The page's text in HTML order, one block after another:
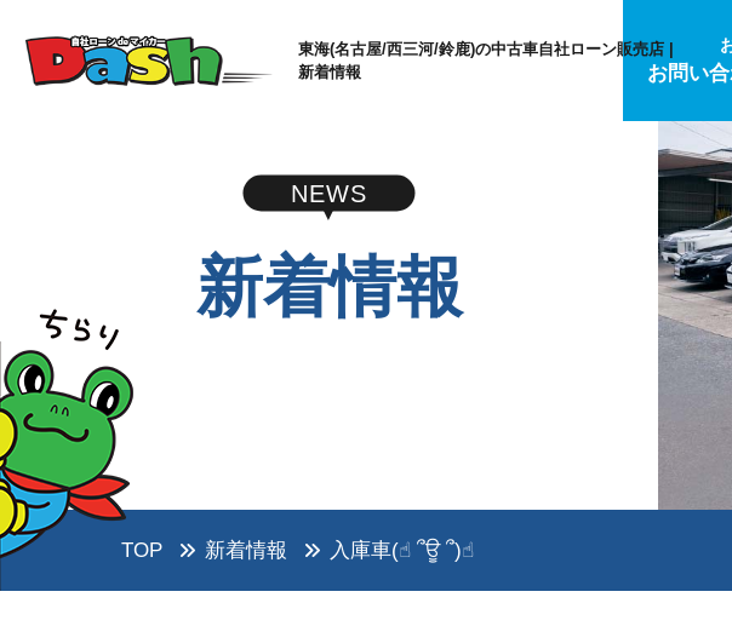
東海(名古屋/西三河/鈴鹿)の中古車自社ローン販売店 |
新着情報
お問い
NEWS
新着情報
TOP 新着情報 入庫車(☝︎ ՞ਊ ՞)☝︎